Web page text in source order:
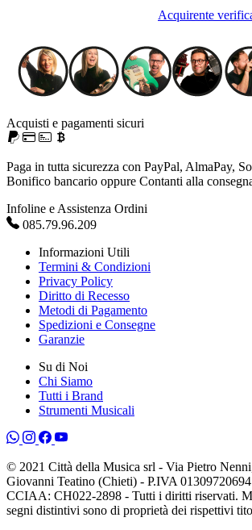
Acquirente
Acquisti e pagamenti sicuri
Paga in tutta sicurezza con PayPal, AlmaPay,
Bonifico bancario oppure Contanti alla
Infoline e Assistenza Ordini
085.79.96.209
Informazioni Utili
Termini & Condizioni
Privacy Policy
Diritto di Recesso
Metodi di Pagamento
Spedizioni e Consegne
Garanzie
Su di Noi
Chi Siamo
Tutti i Brand
Strumenti Musicali
© 2021 Città della Musica srl - Via Pietro
Giovanni Teatino (Chieti) - P.IVA
CCIAA: CH022-2898 - Tutti i diritti riservati.
segni distintivi sono di proprietà dei rispettivi